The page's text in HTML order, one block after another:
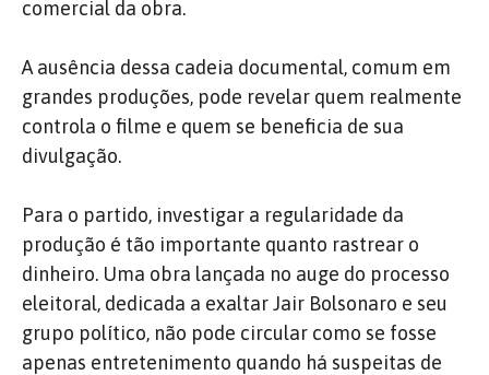
comercial da obra.
A ausência dessa cadeia documental, comum em
grandes produções, pode revelar quem realmente
controla o filme e quem se beneficia de sua
divulgação.
Para o partido, investigar a regularidade da
produção é tão importante quanto rastrear o
dinheiro. Uma obra lançada no auge do processo
eleitoral, dedicada a exaltar Jair Bolsonaro e seu
grupo político, não pode circular como se fosse
apenas entretenimento quando há suspeitas de